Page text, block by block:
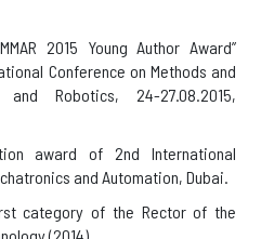
2015 Young Author Award”
Conference on Methods and
Robotics, 24-27.08.2015,
award of 2nd International
and Automation, Dubai.
category of the Rector of the